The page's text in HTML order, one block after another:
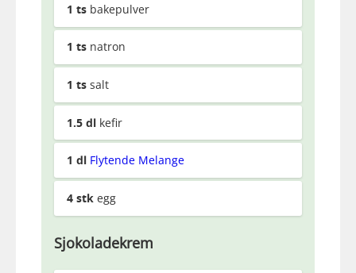
1 ts bakepulver
1 ts natron
1 ts salt
1.5 dl kefir
1 dl Flytende Melange
4 stk egg
Sjokoladekrem